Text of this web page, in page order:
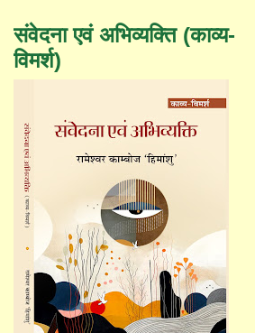
संवेदना एवं अभिव्यक्ति (काव्य-
विमर्श)